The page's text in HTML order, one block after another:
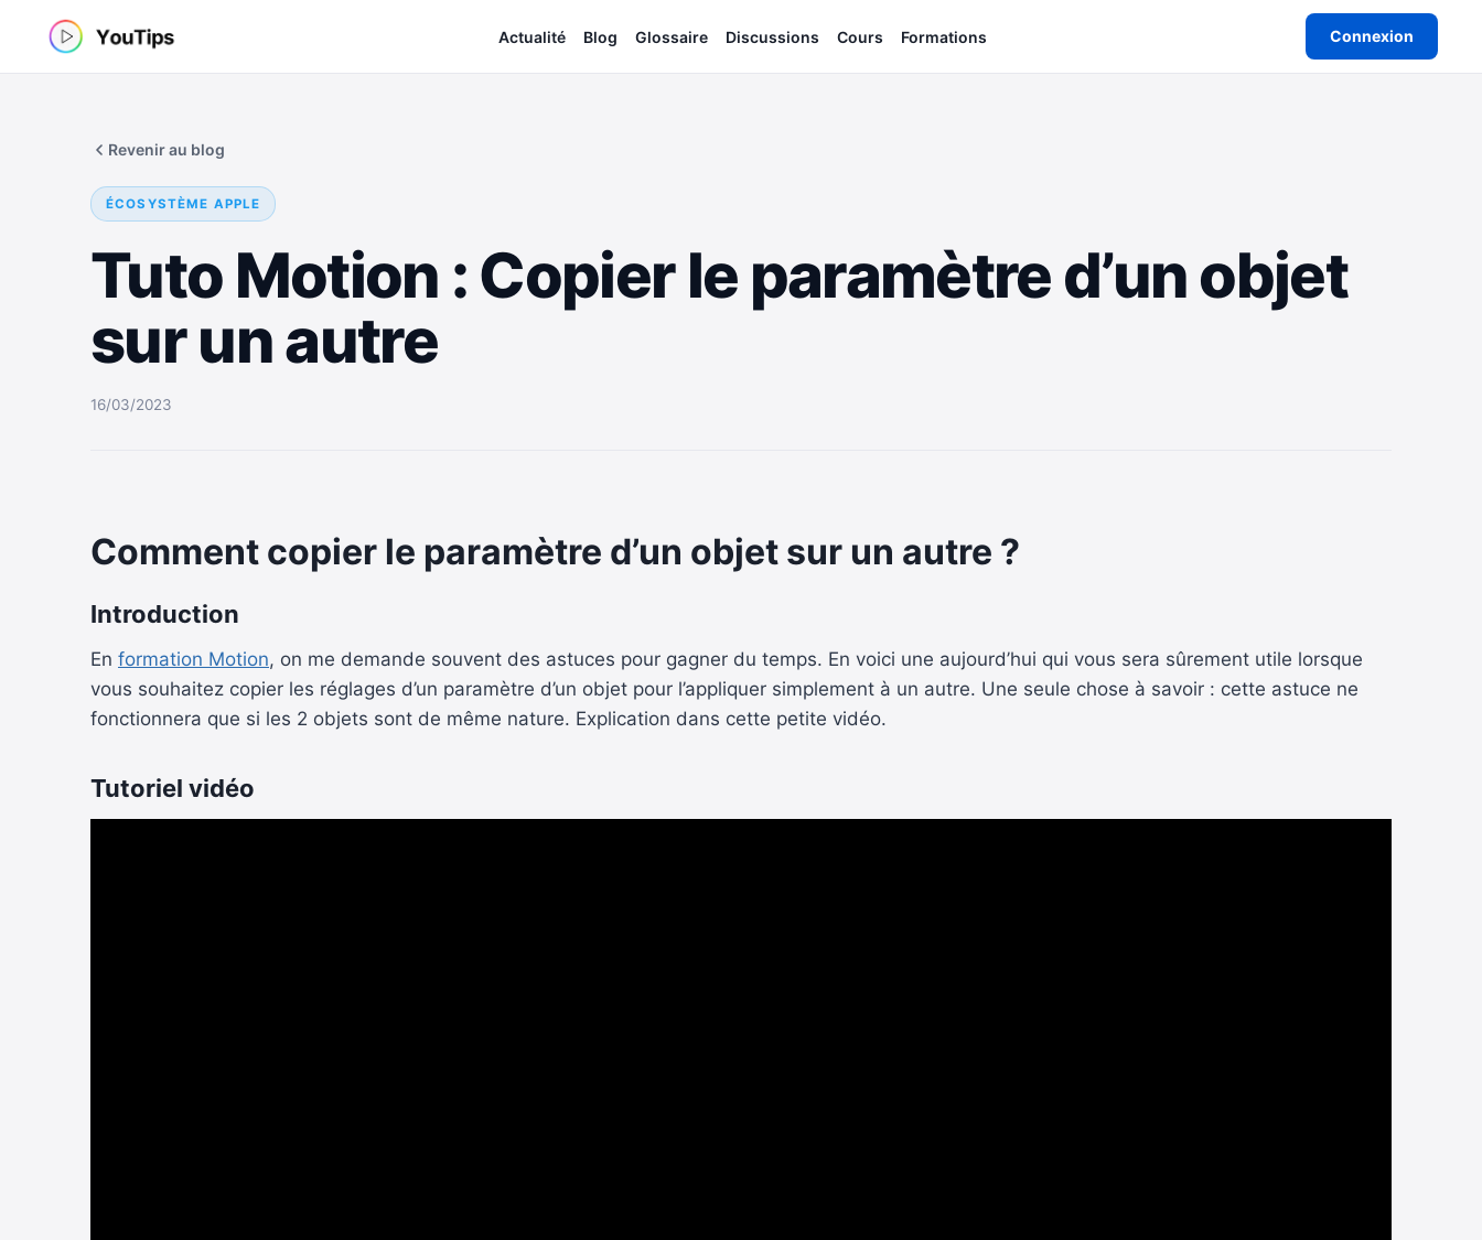
Actualité Blog Glossaire Discussions Cours Formations Connexion
Revenir au blog
ÉCOSYSTÈME APPLE
Tuto Motion : Copier le paramètre d’un objet
sur un autre
16/03/2023
Comment copier le paramètre d’un objet sur un autre ?
Introduction
En formation Motion, on me demande souvent des astuces pour gagner du temps. En voici une aujourd’hui qui vous sera sûrement utile lorsque
vous souhaitez copier les réglages d’un paramètre d’un objet pour l’appliquer simplement à un autre. Une seule chose à savoir : cette astuce ne
fonctionnera que si les 2 objets sont de même nature. Explication dans cette petite vidéo.
Tutoriel vidéo